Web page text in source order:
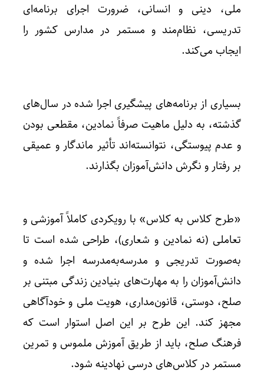
ملی، دینی و انسانی، ضرورت اجرای برنامه‌ای
تدریسی، نظام‌مند و مستمر در مدارس کشور را
ایجاب می‌کند.
بسیاری از برنامه‌های پیشگیری اجرا شده در سال‌های
گذشته، به دلیل ماهیت صرفاً نمادین، مقطعی بودن
و عدم پیوستگی، نتوانسته‌اند تأثیر ماندگار و عمیقی
بر رفتار و نگرش دانش‌آموزان بگذارند.
«طرح کلاس به کلاس» با رویکردی کاملاً آموزشی و
تعاملی (نه نمادین و شعاری)، طراحی شده است تا
به‌صورت تدریجی و مدرسه‌به‌مدرسه اجرا شده و
دانش‌آموزان را به مهارت‌های بنیادین زندگی مبتنی بر
صلح، دوستی، قانون‌مداری، هویت ملی و خودآگاهی
مجهز کند. این طرح بر این اصل استوار است که
فرهنگ صلح، باید از طریق آموزش ملموس و تمرین
مستمر در کلاس‌های درسی نهادینه شود.